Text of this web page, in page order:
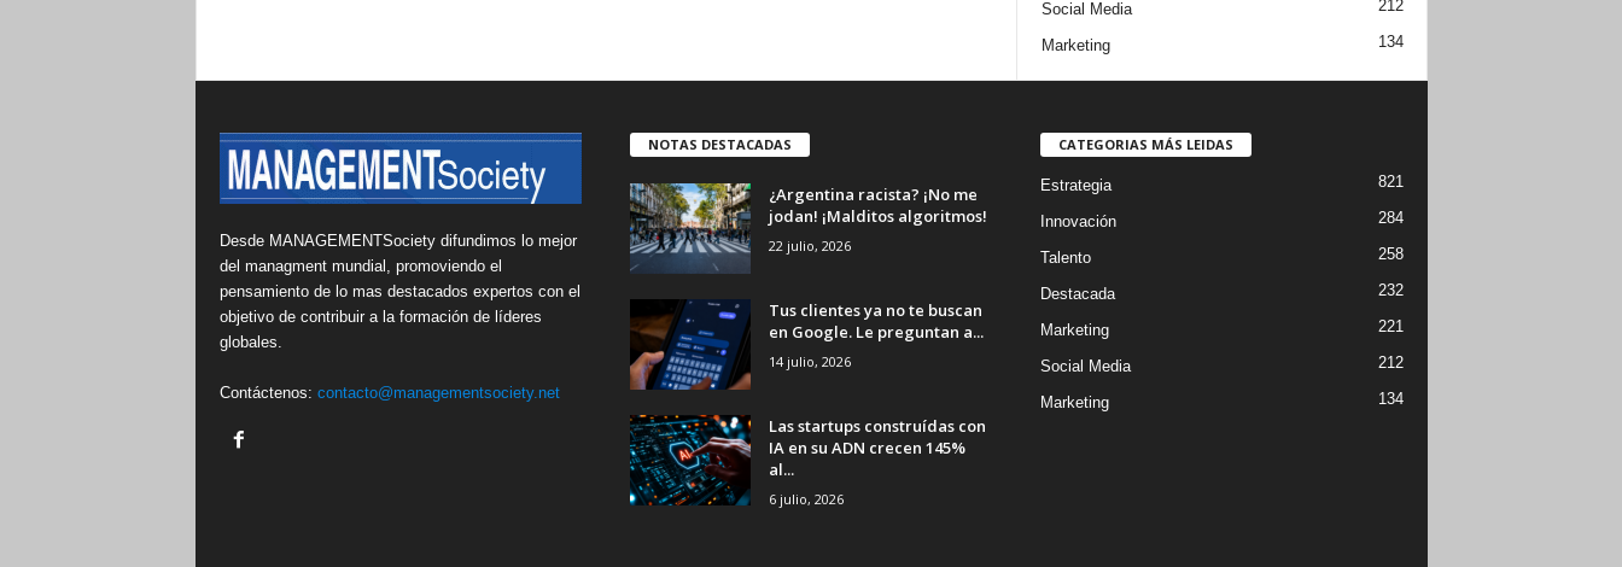
Social Media 212
Marketing 134
Desde MANAGEMENTSociety difundimos lo mejor
del managment mundial, promoviendo el
pensamiento de lo mas destacados expertos con el
objetivo de contribuir a la formación de líderes
globales.
Contáctenos: contacto@managementsociety.net
NOTAS DESTACADAS
¿Argentina racista? ¡No me
jodan! ¡Malditos algoritmos!
22 julio, 2026
Tus clientes ya no te buscan
en Google. Le preguntan a...
14 julio, 2026
Las startups construídas con
IA en su ADN crecen 145%
al...
6 julio, 2026
CATEGORIAS MÁS LEIDAS
Estrategia 821
Innovación 284
Talento 258
Destacada 232
Marketing 221
Social Media 212
Marketing 134